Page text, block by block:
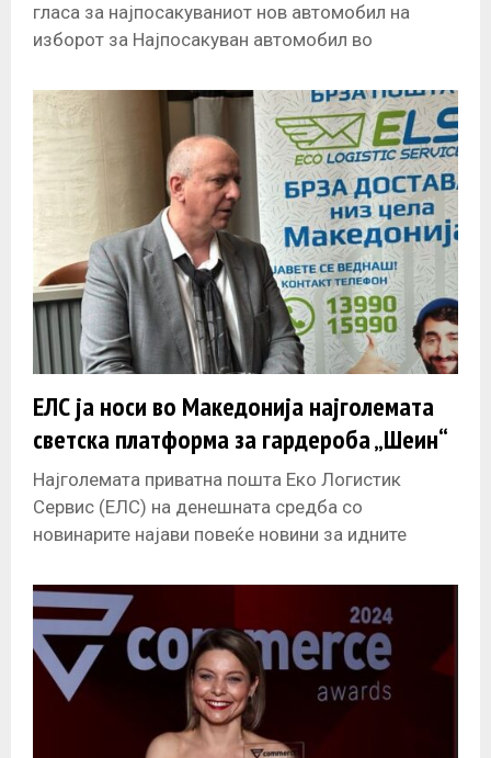
гласа за најпосакуваниот нов автомобил на
изборот за Најпосакуван автомобил во
избор се
ЕЛС ја носи во Македонија најголемата
светска платформа за гардероба „Шеин“
Најголемата приватна пошта Еко Логистик
Сервис (ЕЛС) на денешната средба со
новинарите најави повеќе новини за идните
пратките од